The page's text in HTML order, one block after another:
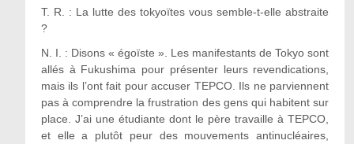
T. R. : La lutte des tokyoïtes vous semble-t-elle abstraite
?
N. I. : Disons « égoïste ». Les manifestants de Tokyo sont
allés à Fukushima pour présenter leurs revendications,
mais ils l’ont fait pour accuser TEPCO. Ils ne parviennent
pas à comprendre la frustration des gens qui habitent sur
place. J’ai une étudiante dont le père travaille à TEPCO,
et elle a plutôt peur des mouvements antinucléaires,